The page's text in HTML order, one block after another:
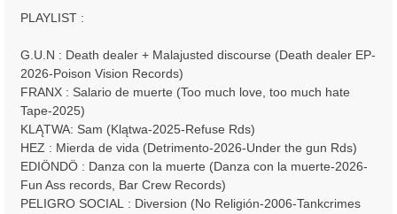
PLAYLIST :
G.U.N : Death dealer + Malajusted discourse (Death dealer EP-
2026-Poison Vision Records)
FRANX : Salario de muerte (Too much love, too much hate
Tape-2025)
KLĄTWA: Sam (Klątwa-2025-Refuse Rds)
HEZ : Mierda de vida (Detrimento-2026-Under the gun Rds)
EDIÖNDÖ : Danza con la muerte (Danza con la muerte-2026-
Fun Ass records, Bar Crew Records)
PELIGRO SOCIAL : Diversion (No Religión-2006-Tankcrimes